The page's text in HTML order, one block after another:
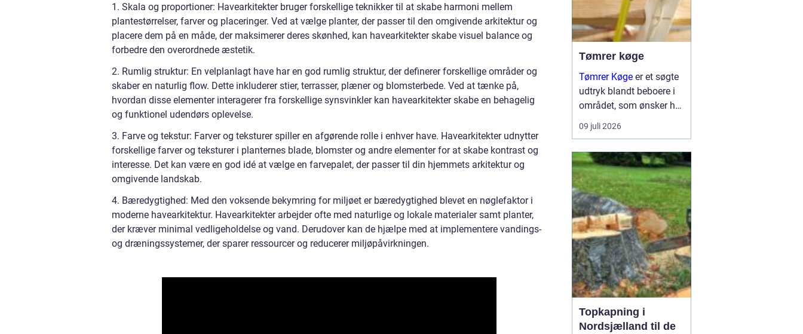
1. Skala og proportioner: Havearkitekter bruger forskellige teknikker til at skabe harmoni mellem
plantestørrelser, farver og placeringer. Ved at vælge planter, der passer til den omgivende arkitektur og
placere dem på en måde, der maksimerer deres skønhed, kan havearkitekter skabe visuel balance og
forbedre den overordnede æstetik.
2. Rumlig struktur: En velplanlagt have har en god rumlig struktur, der definerer forskellige områder og
skaber en naturlig flow. Dette inkluderer stier, terrasser, plæner og blomsterbede. Ved at tænke på,
hvordan disse elementer interagerer fra forskellige synsvinkler kan havearkitekter skabe en behagelig
og funktionel udendørs oplevelse.
3. Farve og tekstur: Farver og teksturer spiller en afgørende rolle i enhver have. Havearkitekter udnytter
forskellige farver og teksturer i planternes blade, blomster og andre elementer for at skabe kontrast og
interesse. Det kan være en god idé at vælge en farvepalet, der passer til din hjemmets arkitektur og
omgivende landskab.
4. Bæredygtighed: Med den voksende bekymring for miljøet er bæredygtighed blevet en nøglefaktor i
moderne havearkitektur. Havearkitekter arbejder ofte med naturlige og lokale materialer samt planter,
der kræver minimal vedligeholdelse og vand. Derudover kan de hjælpe med at implementere vandings-
og dræningssystemer, der sparer ressourcer og reducerer miljøpåvirkningen.
Tømrer køge
Tømrer Køge er et søgte
udtryk blandt beboere i
området, som ønsker høj
kvalitet, troværdighed og
gennemført håndværk til
renoveringsopgaver.
Mange husejere i køge
står med drømme om
nyt...
09 juli 2026
Topkapning i
Nordsjælland til de